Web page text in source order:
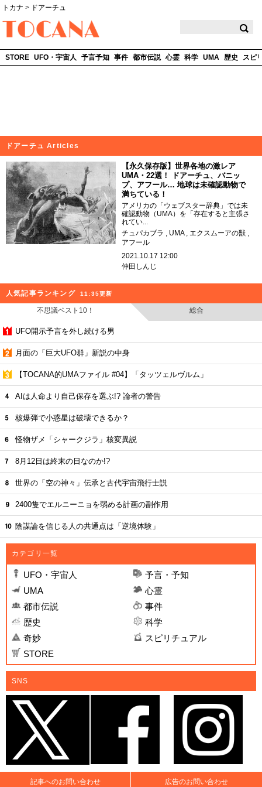
トカナ > ドアーチュ
STORE UFO・宇宙人 予言予知 事件 都市伝説 心霊 科学 UMA 歴史 スピ
ドアーチュ Articles
【永久保存版】世界各地の激レア
UMA・22選！ ドアーチュ、バニッ
プ、アフール… 地球は未確認動物で
満ちている！
アメリカの「ウェブスター辞典」では未
確認動物（UMA）を「存在すると主張さ
れてい...
チュパカブラ
UMA
エクスムーアの獣
アフール
2021.10.17 12:00
仲田しんじ
人気記事ランキング 11:35更新
不思議ベスト10！ 総合
UFO開示予言を外し続ける男
月面の「巨大UFO群」新説の中身
【TOCANA的UMAファイル #04】「タッツェルヴルム」
AIは人命より自己保存を選ぶ!? 論者の警告
核爆弾で小惑星は破壊できるか？
怪物ザメ「シャークジラ」核変異説
8月12日は終末の日なのか!?
世界の「空の神々」伝承と古代宇宙飛行士説
2400隻でエルニーニョを弱める計画の副作用
陰謀論を信じる人の共通点は「逆境体験」
カテゴリ一覧
UFO・宇宙人
予言・予知
UMA
心霊
都市伝説
事件
歴史
科学
奇妙
スピリチュアル
STORE
SNS
記事へのお問い合わせ 広告のお問い合わせ